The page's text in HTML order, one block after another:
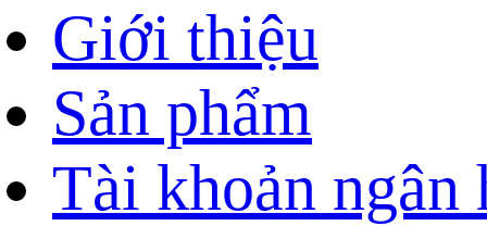
Giới thiệu
Sản phẩm
Tài khoản ngân